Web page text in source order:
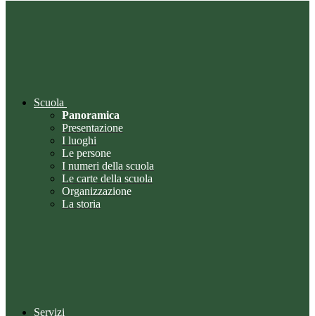
Scuola
Panoramica
Presentazione
I luoghi
Le persone
I numeri della scuola
Le carte della scuola
Organizzazione
La storia
Servizi